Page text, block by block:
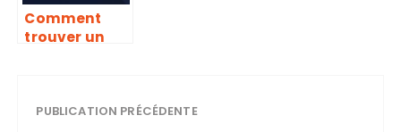
Comment
trouver un
près de chez
PUBLICATION PRÉCÉDENTE